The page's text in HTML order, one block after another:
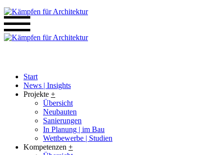
Start
News | Insights
Projekte +
Übersicht
Neubauten
Sanierungen
In Planung | im Bau
Wettbewerbe | Studien
Kompetenzen +